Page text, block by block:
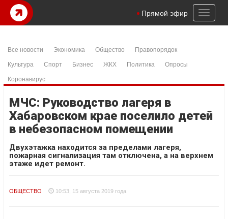
Toggle
Прямой эфир
Все новости Экономика Общество
Правопорядок
Культура
Спорт Бизнес ЖКХ Политика
Опросы
Коронавирус
МЧС: Руководство лагеря в
Хабаровском крае поселило детей
в небезопасном помещении
Двухэтажка находится за пределами лагеря,
пожарная сигнализация там отключена, а на верхнем
этаже идет ремонт.
ОБЩЕСТВО 10:53, 15 августа 2019 года